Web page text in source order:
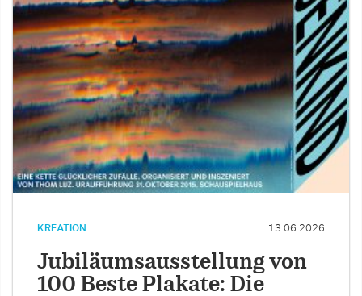
KREATION 13.06.2026
Jubiläumsausstellung von
100 Beste Plakate: Die